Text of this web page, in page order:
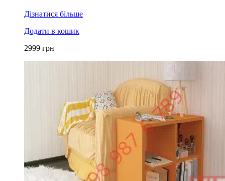
Дізнатися більше
Додати в кошик
2999 грн